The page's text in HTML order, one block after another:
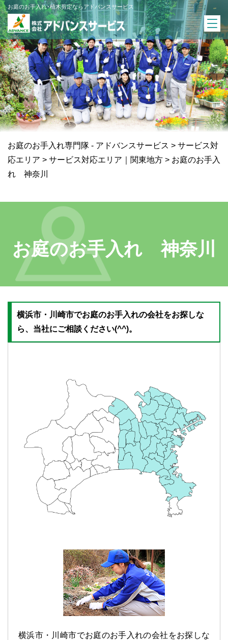
お庭のお手入れ･植木剪定ならアドバンスサービス
お庭のお手入れ専門隊 - アドバンスサービス > サービス対
応エリア > サービス対応エリア｜関東地方 > お庭のお手入
れ 神奈川
お庭のお手入れ 神奈川
横浜市・川崎市でお庭のお手入れの会社をお探しな
ら、当社にご相談ください(^^)。
横浜市・川崎市でお庭のお手入れの会社をお探しな